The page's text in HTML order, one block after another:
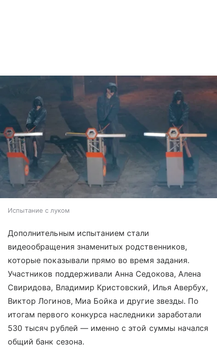
Испытание с луком
Дополнительным испытанием стали
видеообращения знаменитых родственников,
которые показывали прямо во время задания.
Участников поддерживали Анна Седокова, Алена
Свиридова, Владимир Кристовский, Илья Авербух,
Виктор Логинов, Миа Бойка и другие звезды. По
итогам первого конкурса наследники заработали
530 тысяч рублей — именно с этой суммы начался
общий банк сезона.